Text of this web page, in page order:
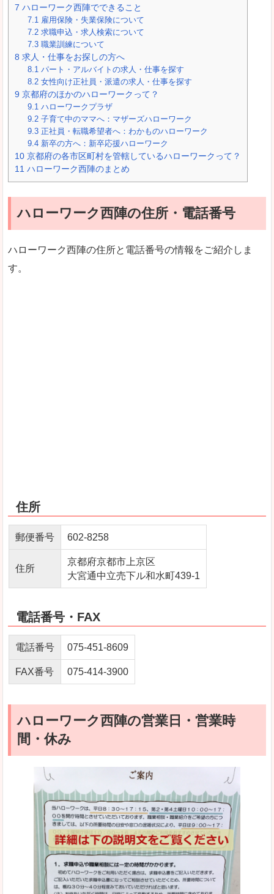
7 ハローワーク西陣でできること
7.1 雇用保険・失業保険について
7.2 求職申込・求人検索について
7.3 職業訓練について
8 求人・仕事をお探しの方へ
8.1 パート・アルバイトの求人・仕事を探す
8.2 女性向け正社員・派遣の求人・仕事を探す
9 京都府のほかのハローワークって？
9.1 ハローワークプラザ
9.2 子育て中のママへ：マザーズハローワーク
9.3 正社員・転職希望者へ：わかものハローワーク
9.4 新卒の方へ：新卒応援ハローワーク
10 京都府の各市区町村を管轄しているハローワークって？
11 ハローワーク西陣のまとめ
ハローワーク西陣の住所・電話番号
ハローワーク西陣の住所と電話番号の情報をご紹介しま
す。
住所
郵便番号 602-8258
住所
京都府京都市上京区
大宮通中立売下ル和水町439-1
電話番号・FAX
電話番号 075-451-8609
FAX番号 075-414-3900
ハローワーク西陣の営業日・営業時
間・休み